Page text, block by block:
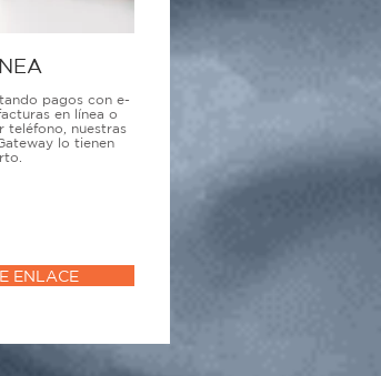
pagos con e-
en línea o
teléfono, nuestras
lo tienen
ENLACE